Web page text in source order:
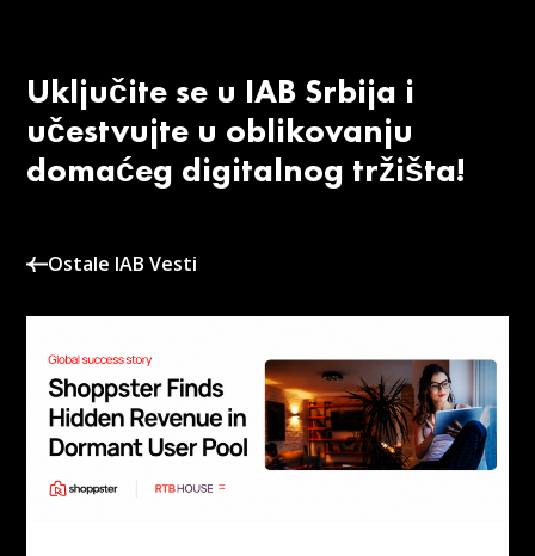
Uključite se u IAB Srbija i
učestvujte u oblikovanju
domaćeg digitalnog tržišta!
Ostale IAB Vesti